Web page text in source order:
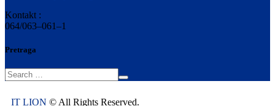
Kontakt :
064/063–061–1
Pretraga
IT LION © All Rights Reserved.